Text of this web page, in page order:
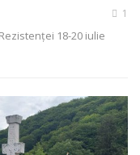
1
18-20 iulie